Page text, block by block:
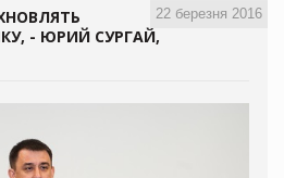
22 березня 2016
- ЮРИЙ СУРГАЙ,